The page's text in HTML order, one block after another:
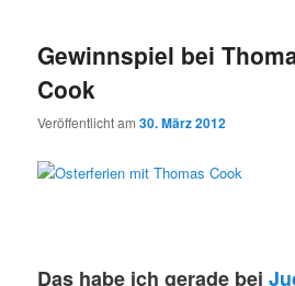
Gewinnspiel bei
Cook
Veröffentlicht am30. März 2012
Das habe ich gerade bei